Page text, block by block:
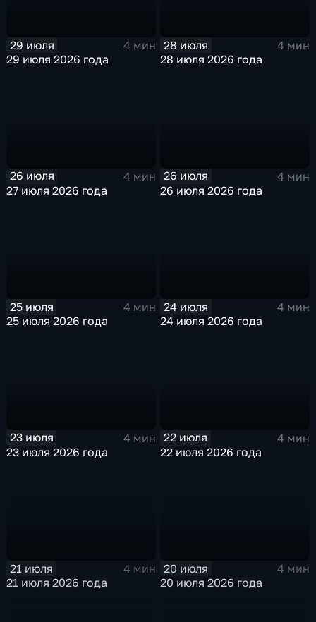
29 июля
4 мин
29 июля 2026 года
28 июля
4 мин
28 июля 2026 года
26 июля
4 мин
27 июля 2026 года
26 июля
4 мин
26 июля 2026 года
25 июля
4 мин
25 июля 2026 года
24 июля
4 мин
24 июля 2026 года
23 июля
4 мин
23 июля 2026 года
22 июля
4 мин
22 июля 2026 года
21 июля
4 мин
21 июля 2026 года
20 июля
4 мин
20 июля 2026 года